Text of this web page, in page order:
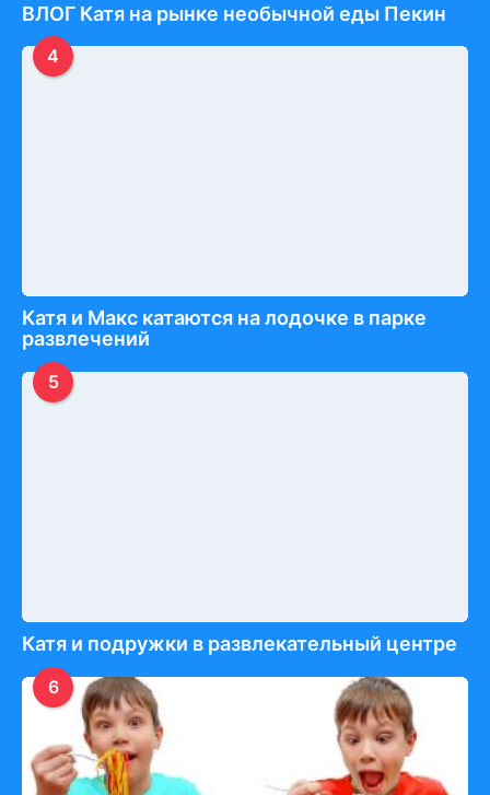
ВЛОГ Катя на рынке необычной еды Пекин
4
Катя и Макс катаются на лодочке в парке
развлечений
5
Катя и подружки в развлекательный центре
6